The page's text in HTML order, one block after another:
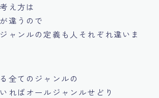
え方は
違うので
ャンルの定義も人それぞれ違いま
全てのジャンルの
ればオールジャンルせどり